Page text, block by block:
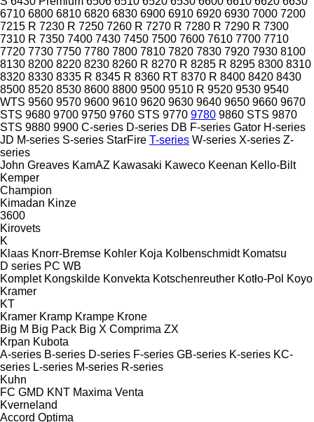
6710 6800 6810 6820 6830 6900 6910 6920 6930 7000 7200
7215 R 7230 R 7250 7260 R 7270 R 7280 R 7290 R 7300
7310 R 7350 7400 7430 7450 7500 7600 7610 7700 7710
7720 7730 7750 7780 7800 7810 7820 7830 7920 7930 8100
8130 8200 8220 8230 8260 R 8270 R 8285 R 8295 8300 8310
8320 8330 8335 R 8345 R 8360 RT 8370 R 8400 8420 8430
8500 8520 8530 8600 8800 9500 9510 R 9520 9530 9540
WTS 9560 9570 9600 9610 9620 9630 9640 9650 9660 9670
STS 9680 9700 9750 9760 STS 9770 9780 9860 STS 9870
STS 9880 9900 C-series D-series DB F-series Gator H-series
JD M-series S-series StarFire T-series W-series X-series Z-
series
John Greaves KamAZ Kawasaki Kaweco Keenan Kello-Bilt
Kemper
Champion
Kimadan Kinze
3600
Kirovets
K
Klaas Knorr-Bremse Kohler Koja Kolbenschmidt Komatsu
D series PC WB
Komplet Kongskilde Konvekta Kotschenreuther Kotło-Pol Koyo
Kramer
KT
Kramer Kramp Krampe Krone
Big M Big Pack Big X Comprima ZX
Krpan Kubota
A-series B-series D-series F-series GB-series K-series KC-
series L-series M-series R-series
Kuhn
FC GMD KNT Maxima Venta
Kverneland
Accord Optima